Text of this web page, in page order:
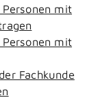
mit
mit
Fachkunde